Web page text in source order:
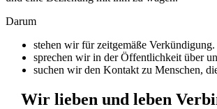
Darum
stehen wir für zeitgemäße Verkündigung.
sprechen wir in der Öffentlichkeit über
suchen wir den Kontakt zu Menschen,
Wir lieben und leben